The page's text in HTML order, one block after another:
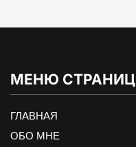
МЕНЮ СТРАНИЦ
ГЛАВНАЯ
ОБО МНЕ